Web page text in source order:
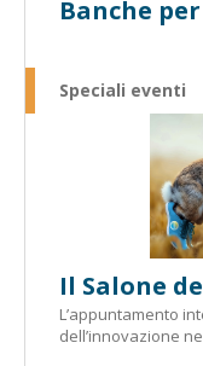
Banche
Speciali eventi
Il Salone
L’appuntamento
dell’innovazione